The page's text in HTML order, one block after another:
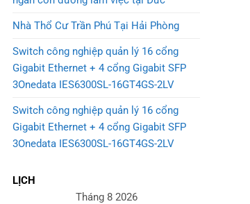
Nhà Thổ Cư Trần Phú Tại Hải Phòng
Switch công nghiệp quản lý 16 cổng
Gigabit Ethernet + 4 cổng Gigabit SFP
3Onedata IES6300SL-16GT4GS-2LV
Switch công nghiệp quản lý 16 cổng
Gigabit Ethernet + 4 cổng Gigabit SFP
3Onedata IES6300SL-16GT4GS-2LV
LỊCH
Tháng 8 2026